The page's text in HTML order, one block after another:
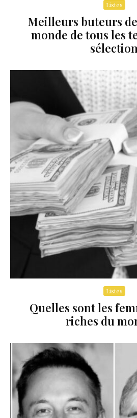
Listes
Meilleurs buteurs
monde de tous les
sélection
Listes
Quelles sont les
riches du